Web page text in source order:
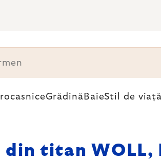
Grădină BaieStil de viață
din titan WOLL,